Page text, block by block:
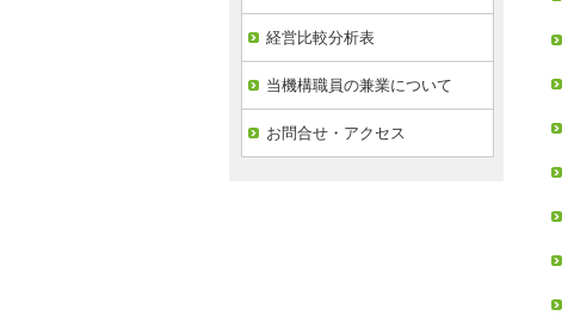
経営比較分析表
当機構職員の兼業について
お問合せ・アクセス